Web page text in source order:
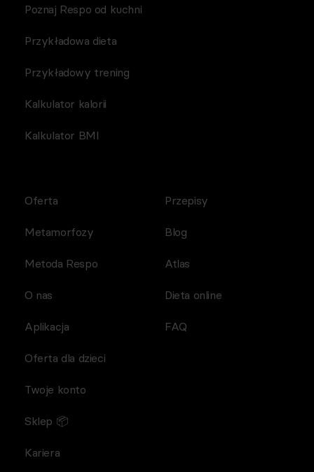
Poznaj Respo od kuchni
Przykładowa dieta
Przykładowy trening
Kalkulator kalorii
Kalkulator BMI
Oferta
Metamorfozy
Metoda Respo
O nas
Aplikacja
Przepisy
Blog
Atlas
Dieta online
FAQ
Oferta dla dzieci
Twoje konto
Sklep 📦
Kariera